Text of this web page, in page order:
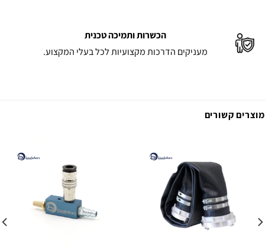
הכשרות ותמיכה טכנית
מעניקים הדרכות מקצועיות לכל בעלי המקצוע.
מוצרים קשורים